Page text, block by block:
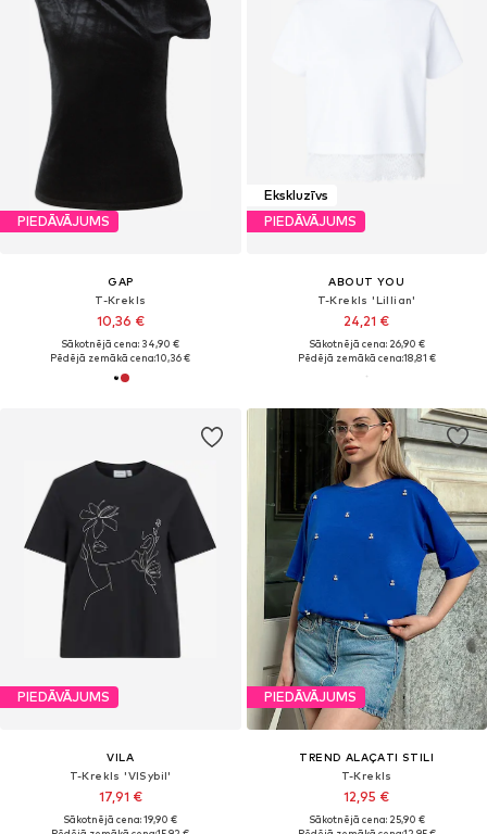
PIEDĀVĀJUMS
GAP
T-Krekls
10,36 €
Sākotnējā cena: 34,90 €
Pēdējā zemākā cena:10,36 €
Ekskluzīvs
PIEDĀVĀJUMS
ABOUT YOU
T-Krekls 'Lillian'
24,21 €
Sākotnējā cena: 26,90 €
Pēdējā zemākā cena:18,81 €
PIEDĀVĀJUMS
VILA
T-Krekls 'VISybil'
17,91 €
Sākotnējā cena: 19,90 €
PIEDĀVĀJUMS
TREND ALAÇATI STILI
T-Krekls
12,95 €
Sākotnējā cena: 25,90 €